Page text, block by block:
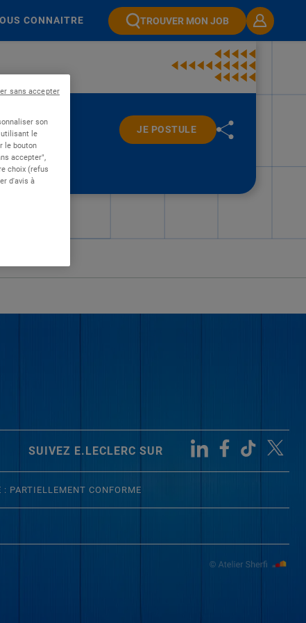
CONNAITRE TROUVER MON JOB
JE POSTULE
SUIVEZ E.LECLERC SUR
PARTIELLEMENT CONFORME
son
utilisant le
le bouton
accepter",
choix (refus
d'avis à
sans accepter